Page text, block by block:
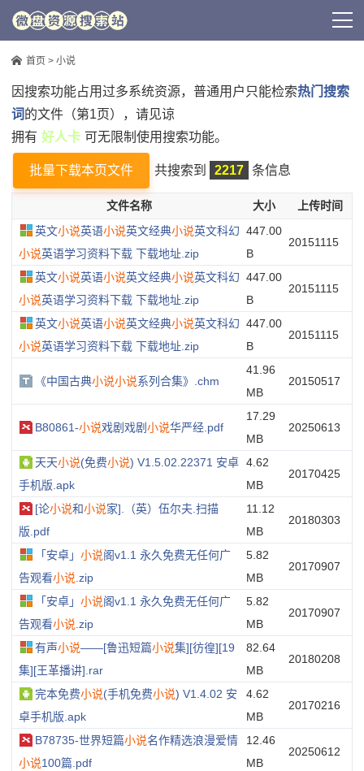
首页 > 小说
因搜索功能占用过多系统资源，普通用户只能检索热门搜索
词 的文件（第1页），请见谅
拥有 好人卡 可无限制使用搜索功能。
批量下载本页文件 共搜索到 2217 条信息
文件名称 大小
上传时间
英文小说英语小说英文经典小说英文科幻
小说英语学习资料下载 下载地址.zip
447.00
B
20151115
英文小说英语小说英文经典小说英文科幻
小说英语学习资料下载 下载地址.zip
447.00
B
20151115
英文小说英语小说英文经典小说英文科幻
小说英语学习资料下载 下载地址.zip
447.00
B
20151115
《中国古典小说小说系列合集》.chm
41.96
MB
20150517
B80861-小说戏剧戏剧小说华严经.pdf
17.29
MB
20250613
天天小说(免费小说) V1.5.02.22371 安卓
手机版.apk
4.62
MB
20170425
[论小说和小说家].（英）伍尔夫.扫描
版.pdf
11.12
MB
20180303
「安卓」 小说阁v1.1 永久免费无任何广
告观看小说 .zip
5.82
MB
20170907
「安卓」 小说阁v1.1 永久免费无任何广
告观看小说 .zip
5.82
MB
20170907
有声小说——[鲁迅短篇小说集][彷徨][19
集][王革播讲].rar
82.64
MB
20180208
完本免费小说(手机免费小说) V1.4.02 安
卓手机版.apk
4.62
MB
20170216
B78735-世界短篇小说名作精选浪漫爱情
小说100篇.pdf
12.46
MB
20250612